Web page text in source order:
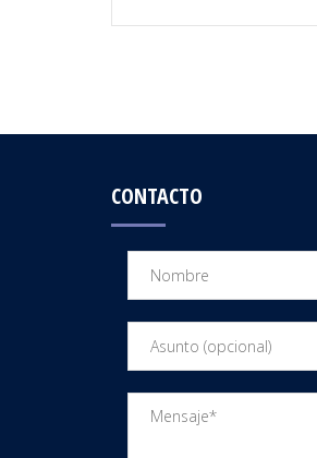
CONTACTO